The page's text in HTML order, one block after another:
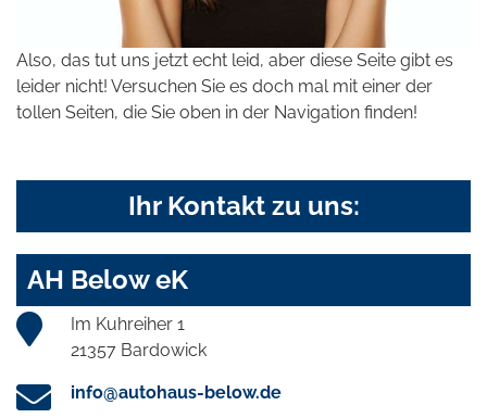
Also, das tut uns jetzt echt leid, aber diese Seite gibt es
leider nicht! Versuchen Sie es doch mal mit einer der
tollen Seiten, die Sie oben in der Navigation finden!
Ihr Kontakt zu uns:
AH Below eK
Im Kuhreiher 1
21357 Bardowick
info@autohaus-below.de